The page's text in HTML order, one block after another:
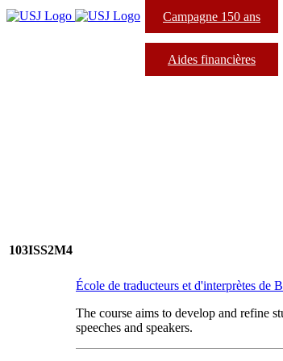
Campagne 150 ans
Aides financières
103ISS2M4
École de traducteurs et d'interprètes de
The course aims to develop and refine
speeches and speakers.